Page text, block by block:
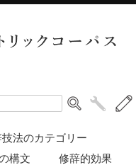
法のカテゴリー
構文
修辞的効果